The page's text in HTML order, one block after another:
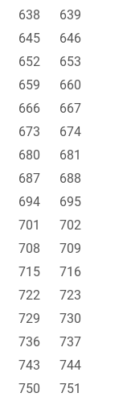
638
639
645
646
652
653
659
660
666
667
673
674
680
681
687
688
694
695
701
702
708
709
715
716
722
723
729
730
736
737
743
744
750
751